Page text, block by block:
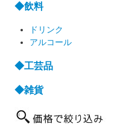
◆飲料
ドリンク
アルコール
◆工芸品
◆雑貨